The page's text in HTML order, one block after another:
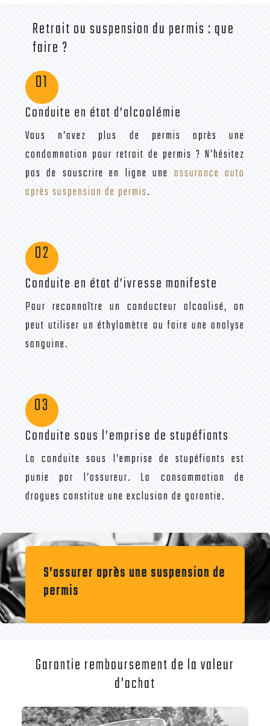
Retrait ou suspension du permis : que
faire ?
01
Conduite en état d’alcoolémie
Vous n’avez plus de permis après une
condamnation pour retrait de permis ? N’hésitez
pas de souscrire en ligne une assurance auto
après suspension de permis.
02
Conduite en état d’ivresse manifeste
Pour reconnaître un conducteur alcoolisé, on
peut utiliser un éthylomètre ou faire une analyse
sanguine.
03
Conduite sous l’emprise de stupéfiants
La conduite sous l’emprise de stupéfiants est
punie par l’assureur. La consommation de
drogues constitue une exclusion de garantie.
S’assurer après une suspension de
permis
Garantie remboursement de la valeur
d’achat